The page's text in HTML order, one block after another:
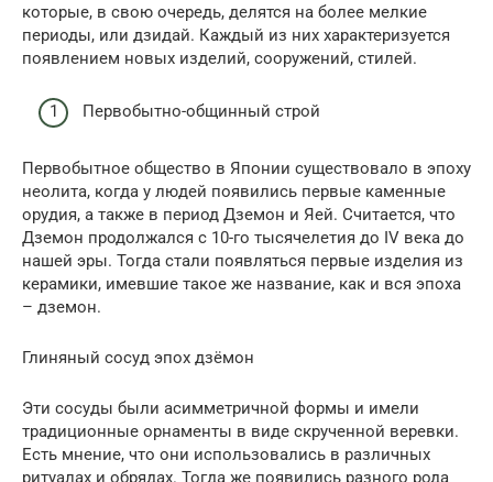
которые, в свою очередь, делятся на более мелкие
периоды, или дзидай. Каждый из них характеризуется
появлением новых изделий, сооружений, стилей.
Первобытно-общинный строй
Первобытное общество в Японии существовало в эпоху
неолита, когда у людей появились первые каменные
орудия, а также в период Дземон и Яей. Считается, что
Дземон продолжался с 10-го тысячелетия до IV века до
нашей эры. Тогда стали появляться первые изделия из
керамики, имевшие такое же название, как и вся эпоха
– дземон.
Глиняный сосуд эпох дзёмон
Эти сосуды были асимметричной формы и имели
традиционные орнаменты в виде скрученной веревки.
Есть мнение, что они использовались в различных
ритуалах и обрядах. Тогда же появились разного рода